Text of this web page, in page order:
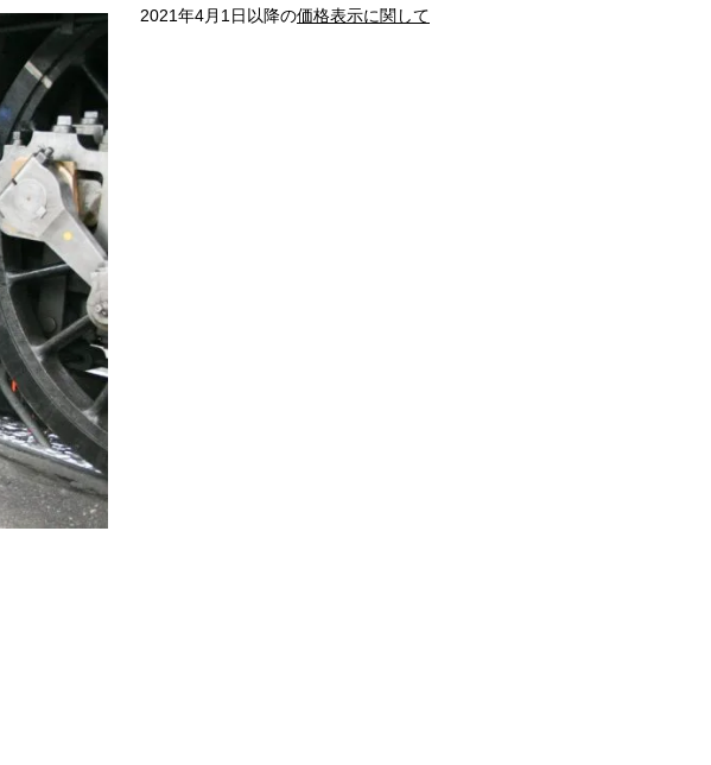
2021年4月1日以降の価格表示に関して